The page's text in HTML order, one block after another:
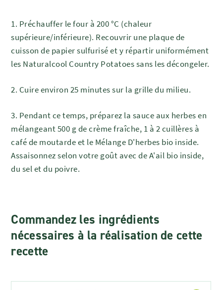
1. Préchauffer le four à 200 °C (chaleur
supérieure/inférieure). Recouvrir une plaque de
cuisson de papier sulfurisé et y répartir uniformément
les Naturalcool Country Potatoes sans les décongeler.
2. Cuire environ 25 minutes sur la grille du milieu.
3. Pendant ce temps, préparez la sauce aux herbes en
mélangeant 500 g de crème fraîche, 1 à 2 cuillères à
café de moutarde et le Mélange D'herbes bio inside.
Assaisonnez selon votre goût avec de A'ail bio inside,
du sel et du poivre.
Commandez les ingrédients
nécessaires à la réalisation de cette
recette